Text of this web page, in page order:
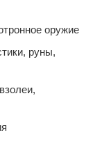
оружие
руны,